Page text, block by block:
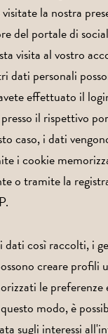
la nostra
del portale di
visita al vostro
dati personali
effettuato il
il rispettivo
caso, i dati
i cookie
o tramite la
dati così raccolti, i
creare profili
le preferenze
modo, è
sugli interessi